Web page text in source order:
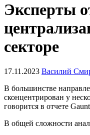
Эксперты
секторе
17.11.2023 Василий
В большинстве
сконцентрирован у
говорится в отчете
В общей сложности